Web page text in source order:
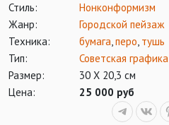
Стиль:
Нонконформизм
Жанр:
Городской пейзаж
Техника:
бумага,перо, тушь
Тип:
Советская графика
Размер:
30 Х 20,3 см
Цена:
25 000 руб